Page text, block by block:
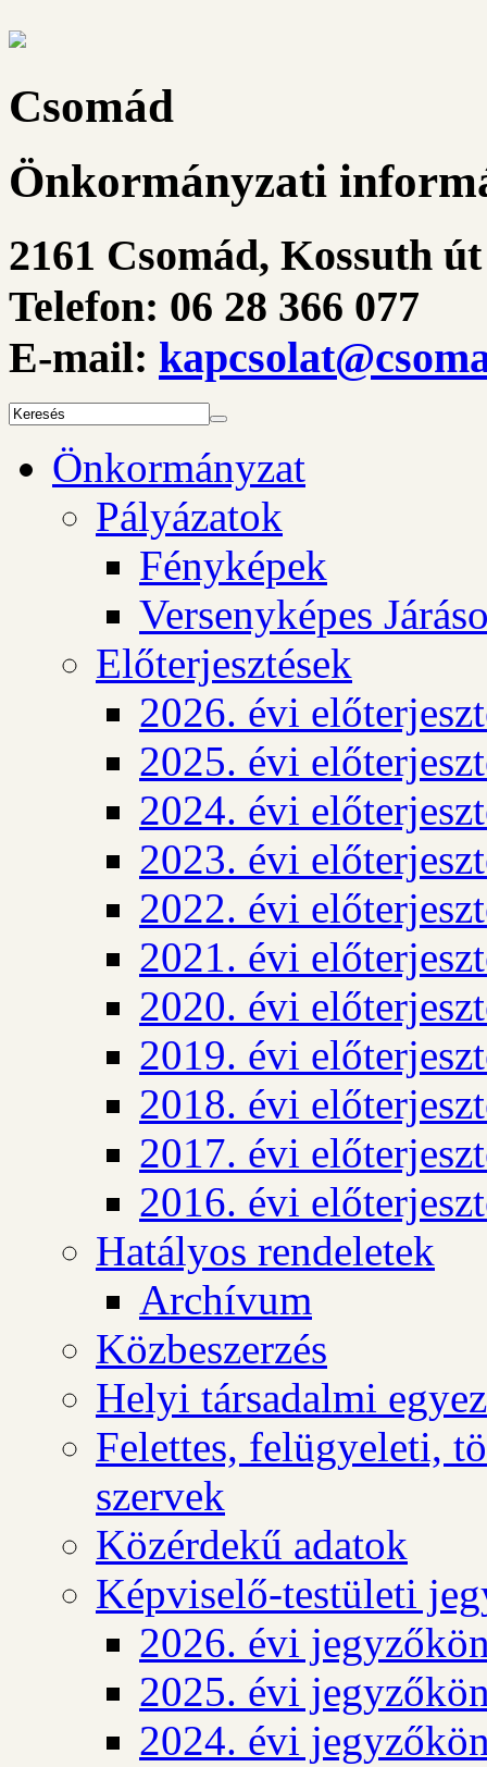
Csomád
Önkormányzati
2161 Csomád, Kossuth
Telefon: 06 28 366 077
E-mail:
Önkormányzat
Pályázatok
Fényképek
Versenyképes
Előterjesztések
2026. évi
2025. évi
2024. évi
2023. évi
2022. évi
2021. évi
2020. évi
2019. évi
2018. évi
2017. évi
2016. évi
Hatályos rendeletek
Archívum
Közbeszerzés
Helyi társadalmi
Felettes, felügyeleti,
szervek
Közérdekű adatok
Képviselő-testületi
2026. évi
2025. évi
2024. évi